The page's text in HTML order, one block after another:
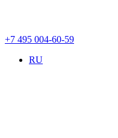
+7 495 004-60-59
RU